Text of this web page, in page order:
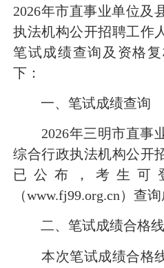
2026年市直事业单位及
执法机构公开招聘工作
笔试成绩查询及 资格
下：
一、 笔试成绩查询
2026年三明市直事
综合行政执法机构公开
已公布，考生可
（www.fj99.org.cn）查
二、笔试成绩合格
本次笔试成绩合格